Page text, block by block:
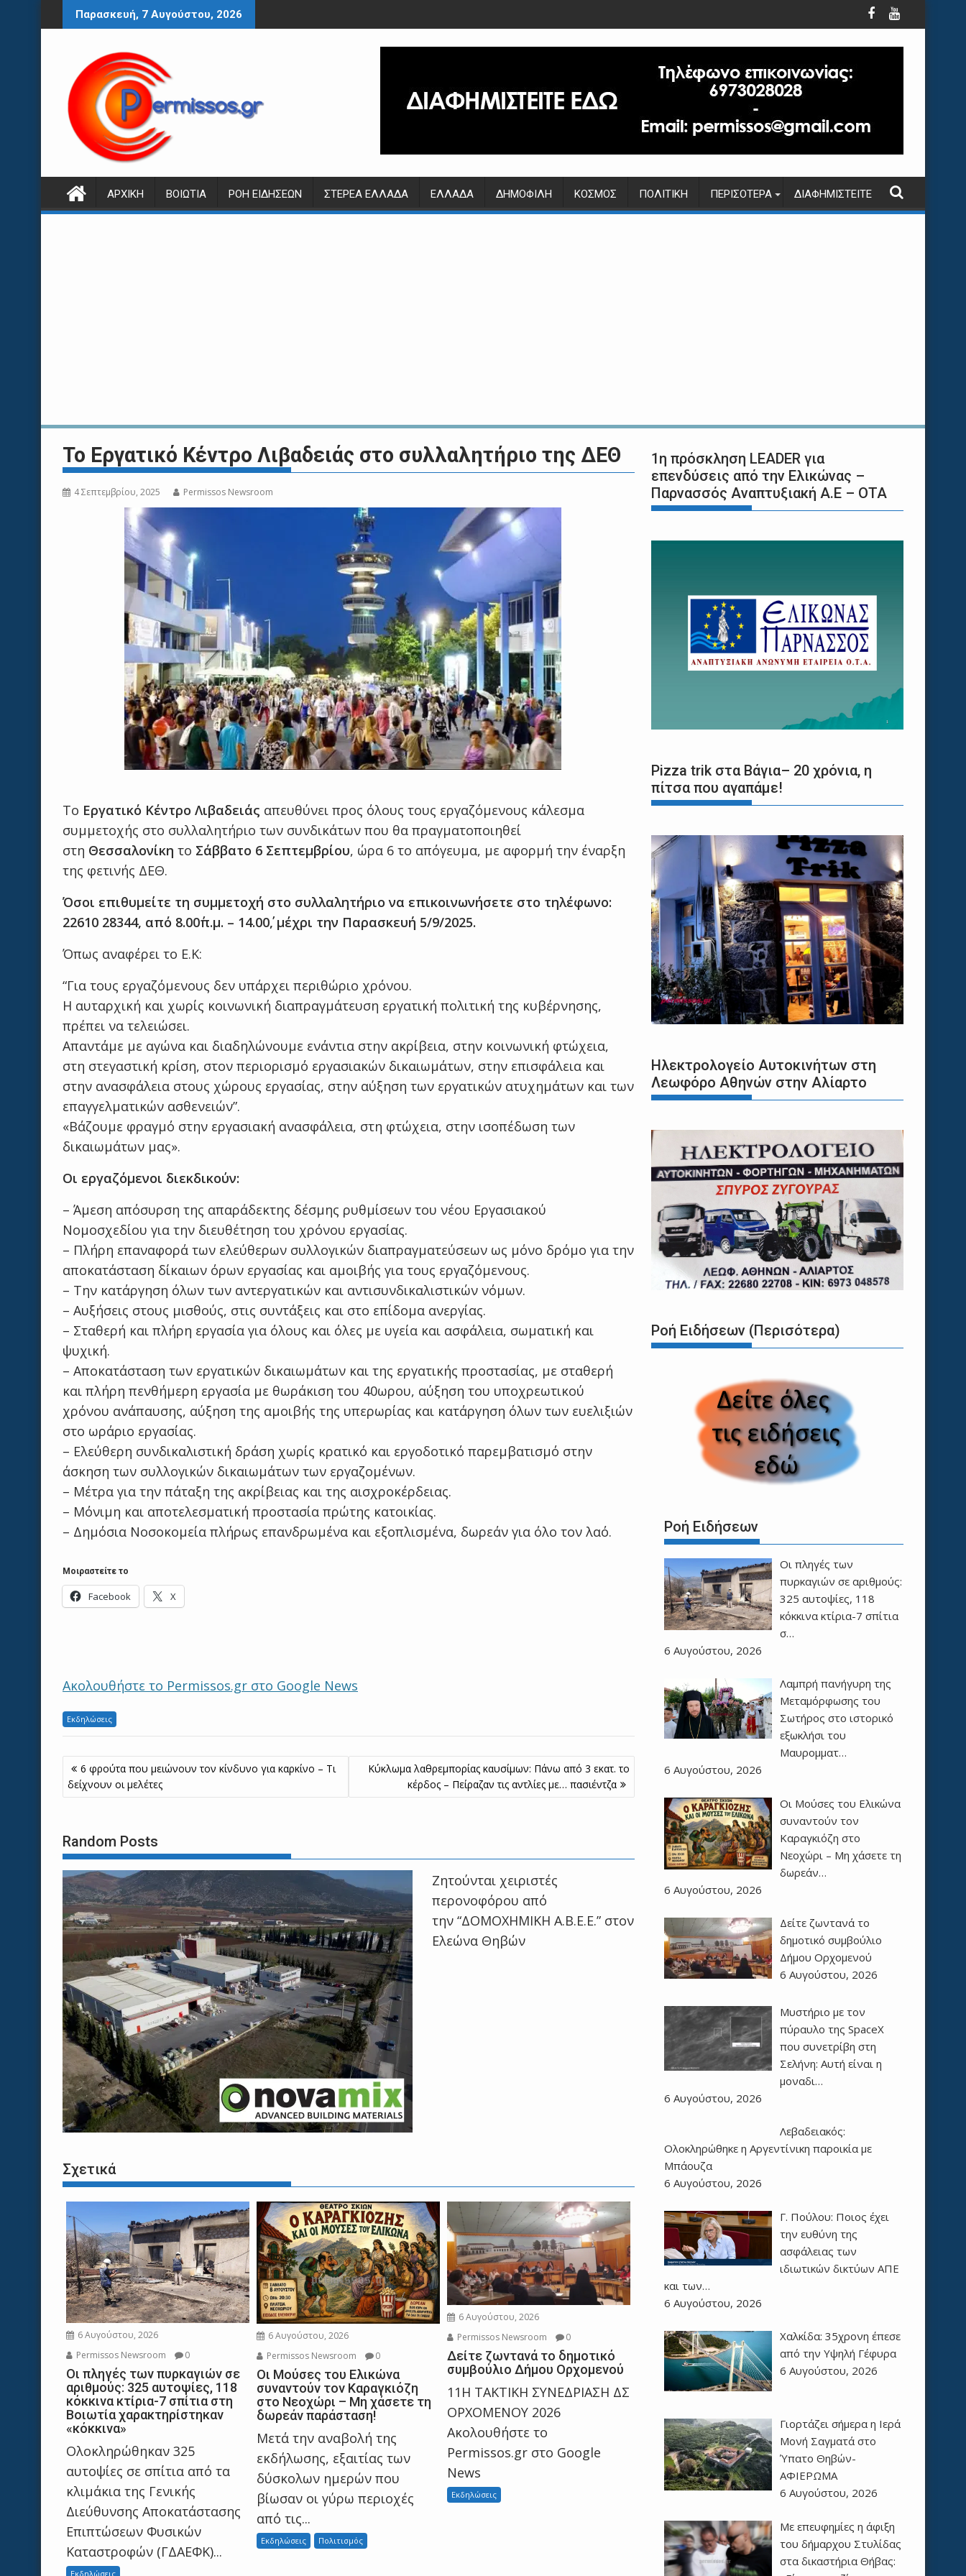
Περάστε
στο
Παρασκευή, 7 Αυγούστου, 2026
ΑΡΧΙΚΉ ΒΟΙΩΤΊΑ ΡΟΉ ΕΙΔΉΣΕΩΝ ΣΤΕΡΕΆ ΕΛΛΆΔΑ ΕΛΛΆΔΑ ΔΗΜΟΦΙΛΉ ΚΌΣΜΟΣ ΠΟΛΙΤΙΚΉ ΠΕΡΙΣΌΤΕΡΑ ΔΙΑΦΗΜΙΣΤΕΊΤΕ
Το Εργατικό Κέντρο Λιβαδειάς στο συλλαλητήριο της ΔΕΘ
4 Σεπτεμβρίου, 2025 Permissos Newsroom
Το Εργατικό Κέντρο Λιβαδειάς απευθύνει προς όλους τους εργαζόμενους κάλεσμα
συμμετοχής στο συλλαλητήριο των συνδικάτων που θα πραγματοποιηθεί
στη Θεσσαλονίκη το Σάββατο 6 Σεπτεμβρίου, ώρα 6 το απόγευμα, με αφορμή την έναρξη
της φετινής ΔΕΘ.
Όσοι επιθυμείτε τη συμμετοχή στο συλλαλητήριο να επικοινωνήσετε στο τηλέφωνο:
22610 28344, από 8.00΄π.μ. – 14.00΄, μέχρι την Παρασκευή 5/9/2025.
Όπως αναφέρει το Ε.Κ:
“Για τους εργαζόμενους δεν υπάρχει περιθώριο χρόνου.
Η αυταρχική και χωρίς κοινωνική διαπραγμάτευση εργατική πολιτική της κυβέρνησης,
πρέπει να τελειώσει.
Απαντάμε με αγώνα και διαδηλώνουμε ενάντια στην ακρίβεια, στην κοινωνική φτώχεια,
στη στεγαστική κρίση, στον περιορισμό εργασιακών δικαιωμάτων, στην επισφάλεια και
στην ανασφάλεια στους χώρους εργασίας, στην αύξηση των εργατικών ατυχημάτων και των
επαγγελματικών ασθενειών”.
«Βάζουμε φραγμό στην εργασιακή ανασφάλεια, στη φτώχεια, στην ισοπέδωση των
δικαιωμάτων μας».
Οι εργαζόμενοι διεκδικούν:
– Άμεση απόσυρση της απαράδεκτης δέσμης ρυθμίσεων του νέου Εργασιακού
Νομοσχεδίου για την διευθέτηση του χρόνου εργασίας.
– Πλήρη επαναφορά των ελεύθερων συλλογικών διαπραγματεύσεων ως μόνο δρόμο για την
αποκατάσταση δίκαιων όρων εργασίας και αμοιβής για τους εργαζόμενους.
– Την κατάργηση όλων των αντεργατικών και αντισυνδικαλιστικών νόμων.
– Αυξήσεις στους μισθούς, στις συντάξεις και στο επίδομα ανεργίας.
– Σταθερή και πλήρη εργασία για όλους και όλες με υγεία και ασφάλεια, σωματική και
ψυχική.
– Αποκατάσταση των εργατικών δικαιωμάτων και της εργατικής προστασίας, με σταθερή
και πλήρη πενθήμερη εργασία με θωράκιση του 40ωρου, αύξηση του υποχρεωτικού
χρόνου ανάπαυσης, αύξηση της αμοιβής της υπερωρίας και κατάργηση όλων των ευελιξιών
στο ωράριο εργασίας.
– Ελεύθερη συνδικαλιστική δράση χωρίς κρατικό και εργοδοτικό παρεμβατισμό στην
άσκηση των συλλογικών δικαιωμάτων των εργαζομένων.
– Μέτρα για την πάταξη της ακρίβειας και της αισχροκέρδειας.
– Μόνιμη και αποτελεσματική προστασία πρώτης κατοικίας.
– Δημόσια Νοσοκομεία πλήρως επανδρωμένα και εξοπλισμένα, δωρεάν για όλο τον λαό.
Μοιραστείτε το
Facebook X
Ακολουθήστε το Permissos.gr στο Google News
Εκδηλώσεις
Πλοήγηση
άρθρων
6 φρούτα που μειώνουν τον κίνδυνο για καρκίνο – Τι
δείχνουν οι μελέτες
Κύκλωμα λαθρεμπορίας καυσίμων: Πάνω από 3 εκατ. το
κέρδος – Πείραζαν τις αντλίες με… πασιέντζα
Random Posts
Ζητούνται χειριστές
περονοφόρου από
την “ΔΟΜΟΧΗΜΙΚΗ Α.Β.Ε.Ε.” στον
Ελεώνα Θηβών
Σχετικά
6 Αυγούστου, 2026
Permissos Newsroom
0
Οι πληγές των πυρκαγιών σε
αριθμούς: 325 αυτοψίες, 118
κόκκινα κτίρια-7 σπίτια στη
Βοιωτία χαρακτηρίστηκαν
«κόκκινα»
Ολοκληρώθηκαν 325
αυτοψίες σε σπίτια από τα
κλιμάκια της Γενικής
Διεύθυνσης Αποκατάστασης
Επιπτώσεων Φυσικών
Καταστροφών (ΓΔΑΕΦΚ)...
Εκδηλώσεις
6 Αυγούστου, 2026
Permissos Newsroom
0
Οι Μούσες του Ελικώνα
συναντούν τον Καραγκιόζη
στο Νεοχώρι – Μη χάσετε τη
δωρεάν παράσταση!
Μετά την αναβολή της
εκδήλωσης, εξαιτίας των
δύσκολων ημερών που
βίωσαν οι γύρω περιοχές
από τις...
Εκδηλώσεις Πολιτισμός
6 Αυγούστου, 2026
Permissos Newsroom
0
Δείτε ζωντανά το δημοτικό
συμβούλιο Δήμου Ορχομενού
11Η ΤΑΚΤΙΚΗ ΣΥΝΕΔΡΙΑΣΗ ΔΣ
ΟΡΧΟΜΕΝΟΥ 2026
Ακολουθήστε το
Permissos.gr στο Google
News
Εκδηλώσεις
1η πρόσκληση LEADER για
επενδύσεις από την Ελικώνας –
Παρνασσός Αναπτυξιακή Α.Ε – ΟΤΑ
Pizza trik στα Βάγια– 20 χρόνια, η
πίτσα που αγαπάμε!
Ηλεκτρολογείο Αυτοκινήτων στη
Λεωφόρο Αθηνών στην Αλίαρτο
Ροή Ειδήσεων (Περισότερα)
Ροή Ειδήσεων
Οι πληγές των
πυρκαγιών σε αριθμούς:
325 αυτοψίες, 118
κόκκινα κτίρια-7 σπίτια
σ…
6 Αυγούστου, 2026
Λαμπρή πανήγυρη της
Μεταμόρφωσης του
Σωτήρος στο ιστορικό
εξωκλήσι του
Μαυρομματ…
6 Αυγούστου, 2026
Οι Μούσες του Ελικώνα
συναντούν τον
Καραγκιόζη στο
Νεοχώρι – Μη χάσετε τη
δωρεάν…
6 Αυγούστου, 2026
Δείτε ζωντανά το
δημοτικό συμβούλιο
Δήμου Ορχομενού
6 Αυγούστου, 2026
Μυστήριο με τον
πύραυλο της SpaceX
που συνετρίβη στη
Σελήνη: Αυτή είναι η
μοναδι…
6 Αυγούστου, 2026
Λεβαδειακός:
Ολοκληρώθηκε η Αργεντίνικη παροικία με
Μπάουζα
6 Αυγούστου, 2026
Γ. Πούλου: Ποιος έχει
την ευθύνη της
ασφάλειας των
ιδιωτικών δικτύων ΑΠΕ
και των…
6 Αυγούστου, 2026
Χαλκίδα: 35χρονη έπεσε
από την Υψηλή Γέφυρα
6 Αυγούστου, 2026
Γιορτάζει σήμερα η Ιερά
Μονή Σαγματά στο
Ύπατο Θηβών-
ΑΦΙΕΡΩΜΑ
6 Αυγούστου, 2026
Με επευφημίες η άφιξη
του δήμαρχου Στυλίδας
στα δικαστήρια Θήβας: